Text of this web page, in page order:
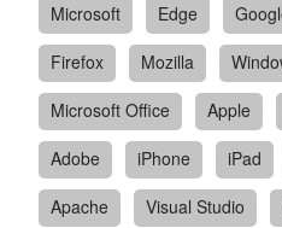
Microsoft Edge
Firefox
Mozilla
Microsoft Office
Apple
Adobe
iPhone iPad
Apache
Visual Studio